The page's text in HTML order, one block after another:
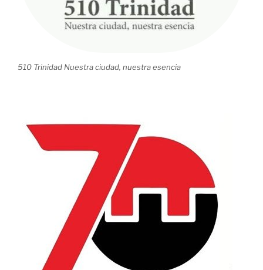
510 Trinidad Nuestra ciudad, nuestra esencia